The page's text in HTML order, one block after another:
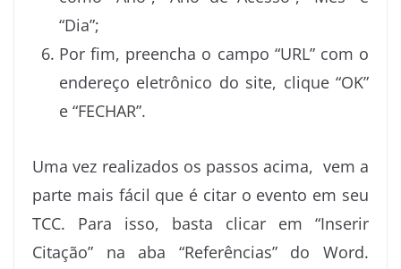
“Dia”;
Por fim, preencha o campo “URL” com o
endereço eletrônico do site, clique “OK”
e “FECHAR”.
Uma vez realizados os passos acima, vem a
parte mais fácil que é citar o evento em seu
TCC. Para isso, basta clicar em “Inserir
Citação” na aba “Referências” do Word.